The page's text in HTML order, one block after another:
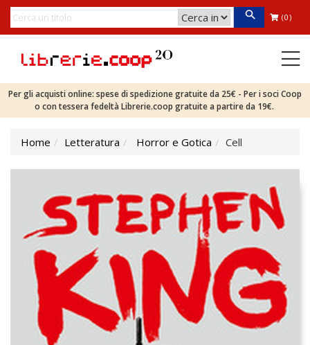
(0)
Per gli acquisti online: spese di spedizione gratuite da 25€ - Per i soci Coop
o con tessera fedeltà Librerie.coop gratuite a partire da 19€.
Home Letteratura Horror e Gotica Cell